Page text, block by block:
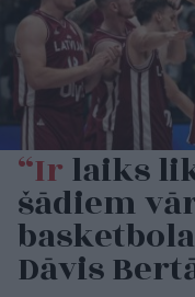
“Irlaiks
šādiem
Dāvis